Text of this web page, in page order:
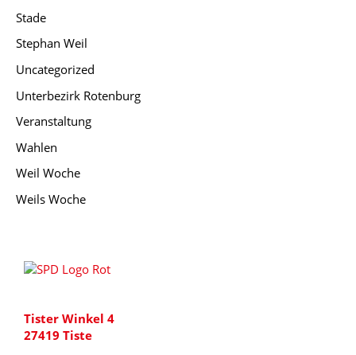
Stade
Stephan Weil
Uncategorized
Unterbezirk Rotenburg
Veranstaltung
Wahlen
Weil Woche
Weils Woche
Tister Winkel 4
27419 Tiste